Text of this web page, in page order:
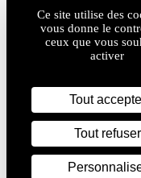
byCom & cie :
Saône
Mentions légales
Plan du site
Gestion des cookies
Ce site utilise des
vous donne le
ceux que vous
activer
Tout
Tout refuser